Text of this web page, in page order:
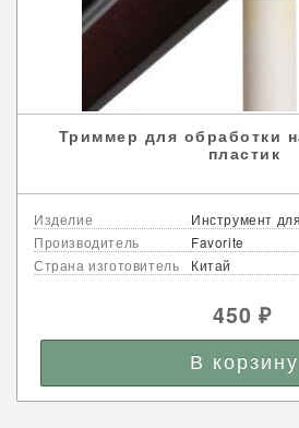
Триммер для обработки
пластик
Изделие
Инструмент
Производитель
Favorite
Страна изготовитель
Китай
450 ₽